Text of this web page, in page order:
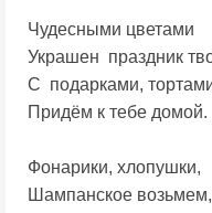
Чудесными цветами
Украшен праздник
С подарками,
Придём к тебе домой.
Фонарики, хлопушки,
Шампанское возьмем,